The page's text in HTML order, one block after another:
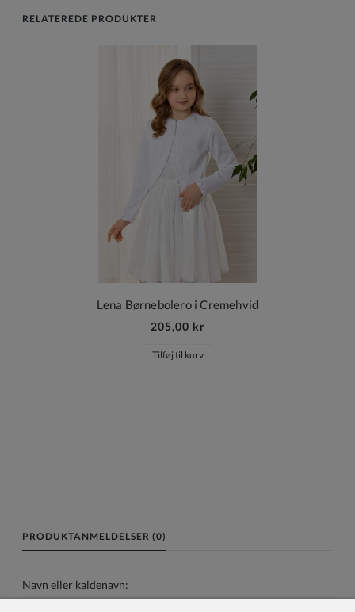
RELATEREDE PRODUKTER
Lena Børnebolero i Cremehvid
205,00 kr
Tilføj til kurv
PRODUKTANMELDELSER (0)
Navn eller kaldenavn: